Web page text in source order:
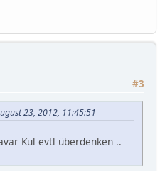
#3
23, 2012, 11:45:51
Kul evtl überdenken ..